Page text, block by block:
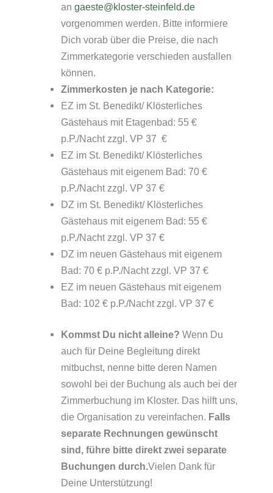
angaeste@kloster-steinfeld.de
vorgenommen werden. Bitte informiere
Dich vorab über die Preise, die nach
Zimmerkategorie verschieden ausfallen
können.
Zimmerkosten je nach Kategorie:
EZ im St. Benedikt/ Klösterliches
Gästehaus mit Etagenbad: 55 €
p.P./Nacht zzgl. VP 37 €
EZ im St. Benedikt/ Klösterliches
Gästehaus mit eigenem Bad: 70 €
p.P./Nacht zzgl. VP 37 €
DZ im St. Benedikt/ Klösterliches
Gästehaus mit eigenem Bad: 55 €
p.P./Nacht zzgl. VP 37 €
DZ im neuen Gästehaus mit eigenem
Bad: 70 € p.P./Nacht zzgl. VP 37 €
EZ im neuen Gästehaus mit eigenem
Bad: 102 € p.P./Nacht zzgl. VP 37 €
Kommst Du nicht alleine?Wenn Du
auch für Deine Begleitung direkt
mitbuchst, nenne bitte deren Namen
sowohl bei der Buchung als auch bei der
Zimmerbuchung im Kloster. Das hilft uns,
die Organisation zu vereinfachen. Falls
separate Rechnungen gewünscht
sind, führe bitte direkt zwei separate
Buchungen durch.Vielen Dank für
Deine Unterstützung!